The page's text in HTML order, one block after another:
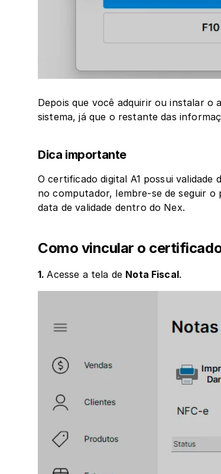
Depois que você adquirir ou instalar o
sistema, já que o restante das
Dica importante
O certificado digital A1 possui
no computador, lembre-se de seguir
data de validade dentro do Nex.
Como vincular o
1. Acesse a tela de Nota Fiscal.